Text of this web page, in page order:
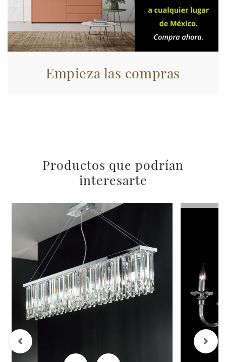
nostri partner che si occupano di analisi dei dati web,
pubblicità e social media, i quali potrebbero combinarle
con altre informazioni che ha fornito loro o che hanno
raccolto dal suo utilizzo dei loro servizi.
Empieza las compras
Productos que podrían
interesarte